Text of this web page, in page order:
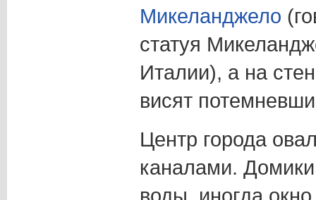
Микеланджело
статуя
Италии), а на
висят
Центр города
каналами.